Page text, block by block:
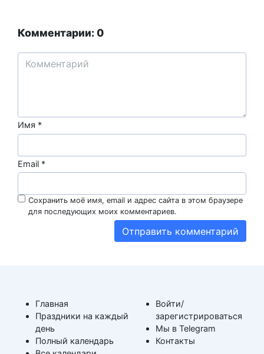
Комментарии: 0
Имя *
Email *
Сохранить моё имя, email и адрес сайта в этом браузере
для последующих моих комментариев.
Главная
Праздники на каждый
день
Полный календарь
Войти/
зарегистрироваться
Мы в Telegram
Контакты